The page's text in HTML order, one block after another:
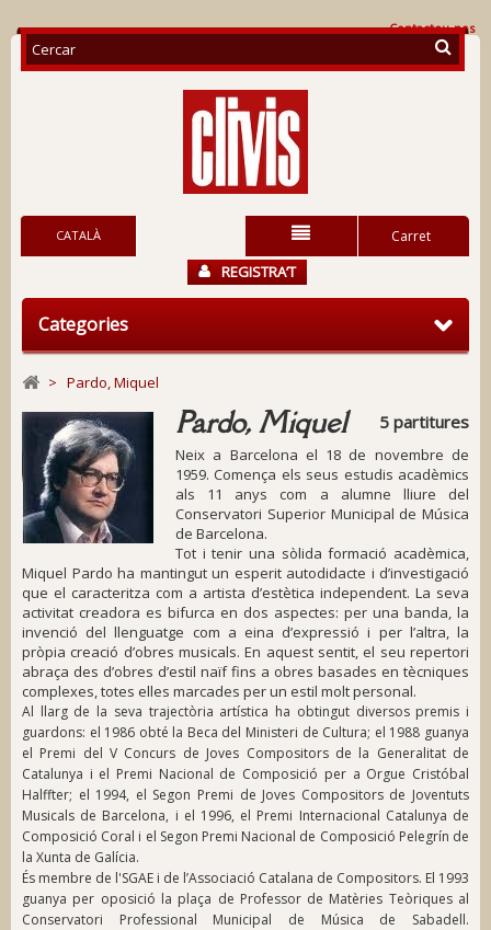
Contacteu-nos
Carret
CATALÀ
REGISTRA’T
Categories
> Pardo, Miquel
Pardo, Miquel 5 partitures
Neix a Barcelona el 18 de novembre de
1959. Comença els seus estudis acadèmics
als 11 anys com a alumne lliure del
Conservatori Superior Municipal de Música
de Barcelona.
Tot i tenir una sòlida formació acadèmica,
Miquel Pardo ha mantingut un esperit autodidacte i d’investigació
que el caracteritza com a artista d’estètica independent. La seva
activitat creadora es bifurca en dos aspectes: per una banda, la
invenció del llenguatge com a eina d’expressió i per l’altra, la
pròpia creació d’obres musicals. En aquest sentit, el seu repertori
abraça des d’obres d’estil naïf fins a obres basades en tècniques
complexes, totes elles marcades per un estil molt personal.
Al llarg de la seva trajectòria artística ha obtingut diversos premis i
guardons: el 1986 obté la Beca del Ministeri de Cultura; el 1988 guanya
el Premi del V Concurs de Joves Compositors de la Generalitat de
Catalunya i el Premi Nacional de Composició per a Orgue Cristóbal
Halffter; el 1994, el Segon Premi de Joves Compositors de Joventuts
Musicals de Barcelona, i el 1996, el Premi Internacional Catalunya de
Composició Coral i el Segon Premi Nacional de Composició Pelegrín de
la Xunta de Galícia.
És membre de l'SGAE i de l’Associació Catalana de Compositors. El 1993
guanya per oposició la plaça de Professor de Matèries Teòriques al
Conservatori Professional Municipal de Música de Sabadell.